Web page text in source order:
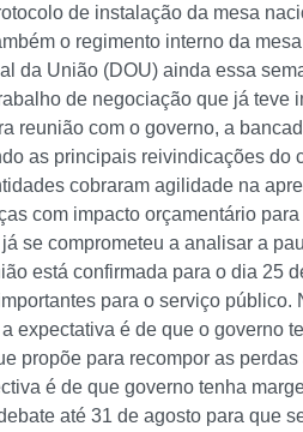
de instalação da mesa
o regimento interno da
da União (DOU) ainda essa
de negociação que já teve
reunião com o governo, a
as principais reivindicações do
cobraram agilidade na
com impacto orçamentário
se comprometeu a analisar a
está confirmada para o dia 25
para o serviço público.
expectativa é de que o governo
propõe para recompor as
é de que governo tenha
até 31 de agosto para que